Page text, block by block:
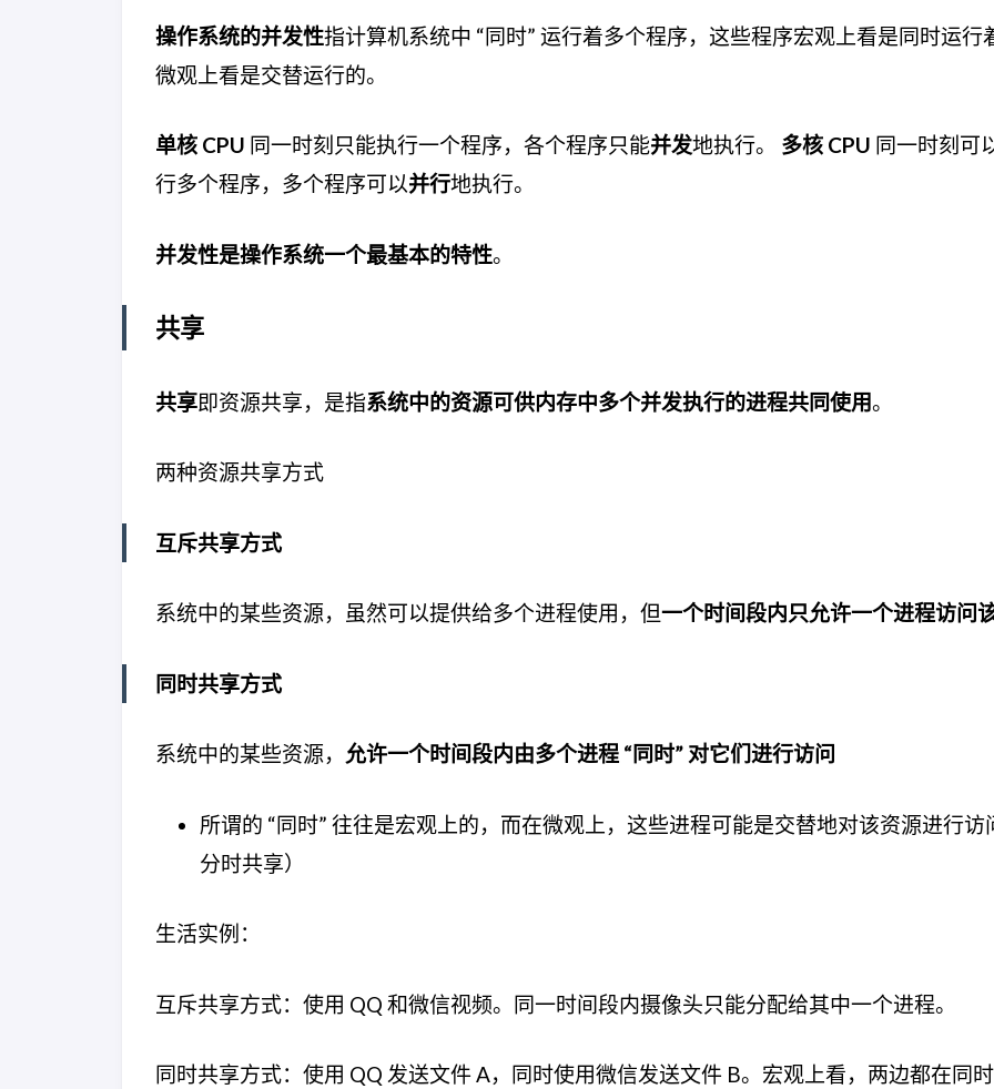
操作系统的并发性指计算机系统中 “同时” 运行着多个程序，这些程序宏观上看是同时运行
微观上看是交替运行的。
单核 CPU 同一时刻只能执行一个程序，各个程序只能并发地执行。 多核 CPU 同一时刻可
行多个程序，多个程序可以并行地执行。
并发性是操作系统一个最基本的特性。
共享
共享即资源共享，是指系统中的资源可供内存中多个并发执行的进程共同使用。
两种资源共享方式
互斥共享方式
系统中的某些资源，虽然可以提供给多个进程使用，但一个时间段内只允许一个进程访问
同时共享方式
系统中的某些资源， 允许一个时间段内由多个进程 “同时” 对它们进行访问
所谓的 “同时” 往往是宏观上的，而在微观上，这些进程可能是交替地对该资源进行访
分时共享）
生活实例：
互斥共享方式：使用 QQ 和微信视频。同一时间段内摄像头只能分配给其中一个进程。
同时共享方式：使用 QQ 发送文件 A，同时使用微信发送文件 B。宏观上看，两边都在同